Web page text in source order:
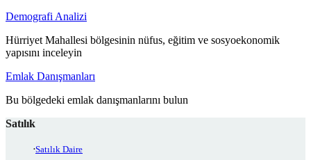
Demografi Analizi
Hürriyet Mahallesi bölgesinin nüfus, eğitim ve sosyoekonomik
yapısını inceleyin
Emlak Danışmanları
Bu bölgedeki emlak danışmanlarını bulun
Satılık
Satılık Daire